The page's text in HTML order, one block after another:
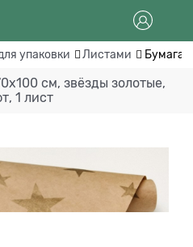
упаковки Листами Бумага
см, звёзды золотые,
1 лист